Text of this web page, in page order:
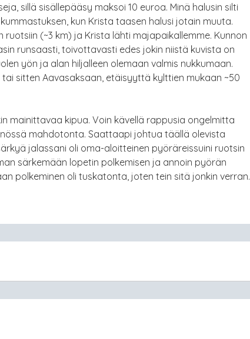
sillä sisällepääsy maksoi 10 euroa. Minä halusin silti
kun Krista taasen halusi jotain muuta.
(~3 km) ja Krista lähti majapaikallemme. Kunnon
runsaasti, toivottavasti edes jokin niistä kuvista on
yön ja alan hiljalleen olemaan valmis nukkumaan.
sitten Aavasaksaan, etäisyyttä kylttien mukaan ~50
mainittavaa kipua. Voin kävellä rappusia ongelmitta
mahdotonta. Saattaapi johtua täällä olevista
jalassani oli oma-aloitteinen pyöräreissuini ruotsin
särkemään lopetin polkemisen ja annoin pyörän
polkeminen oli tuskatonta, joten tein sitä jonkin verran.